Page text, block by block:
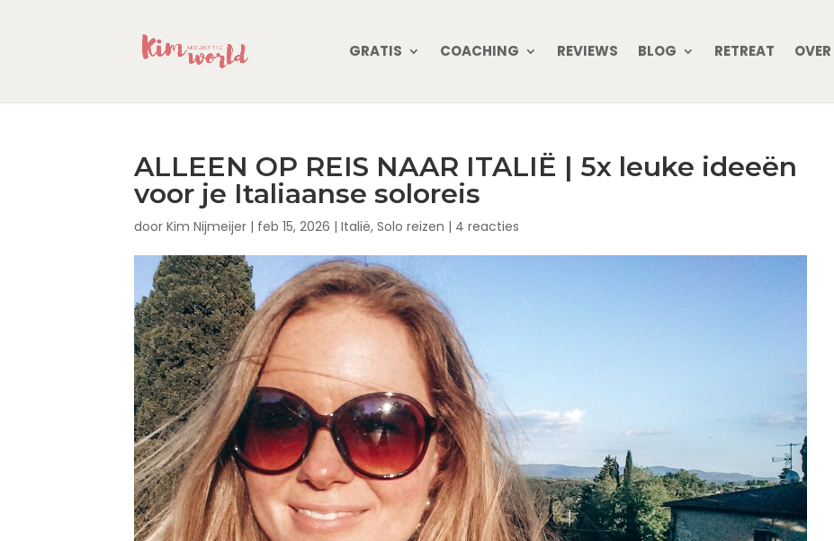
GRATIS COACHING REVIEWS BLOG RETREAT
ALLEEN OP REIS NAAR ITALIË | 5x leuke ideeën
voor je Italiaanse soloreis
door Kim Nijmeijer | feb 15, 2026 | Italië, Solo reizen | 4 reacties